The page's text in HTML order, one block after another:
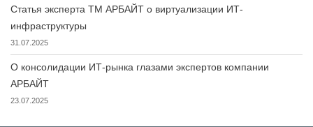
Статья эксперта ТМ АРБАЙТ о виртуализации ИТ-
инфраструктуры
31.07.2025
О консолидации ИТ-рынка глазами экспертов компании
АРБАЙТ
23.07.2025